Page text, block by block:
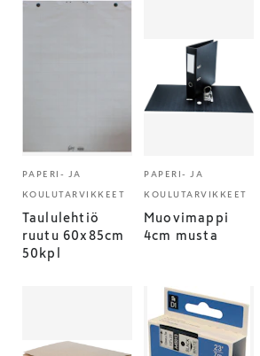
PAPERI- JA
KOULUTARVIKKEET
Taululehtiö
ruutu 60x85cm
50kpl
PAPERI- JA
KOULUTARVIKKEET
Muovimappi
4cm musta